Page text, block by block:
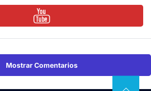
Mostrar Comentarios